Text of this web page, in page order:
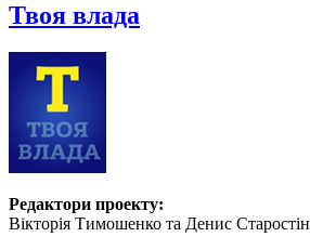
Твоя влада
Редактори проекту:
Вікторія Тимошенко та Денис Старостін